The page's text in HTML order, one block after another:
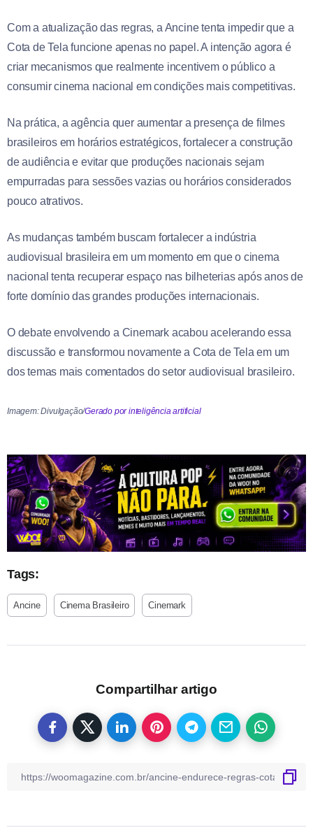
Com a atualização das regras, a Ancine tenta impedir que a
Cota de Tela funcione apenas no papel. A intenção agora é
criar mecanismos que realmente incentivem o público a
consumir cinema nacional em condições mais competitivas.
Na prática, a agência quer aumentar a presença de filmes
brasileiros em horários estratégicos, fortalecer a construção
de audiência e evitar que produções nacionais sejam
empurradas para sessões vazias ou horários considerados
pouco atrativos.
As mudanças também buscam fortalecer a indústria
audiovisual brasileira em um momento em que o cinema
nacional tenta recuperar espaço nas bilheterias após anos de
forte domínio das grandes produções internacionais.
O debate envolvendo a Cinemark acabou acelerando essa
discussão e transformou novamente a Cota de Tela em um
dos temas mais comentados do setor audiovisual brasileiro.
Imagem: Divulgação/Gerado por inteligência artificial
Tags:
Ancine Cinema Brasileiro Cinemark
Compartilhar artigo